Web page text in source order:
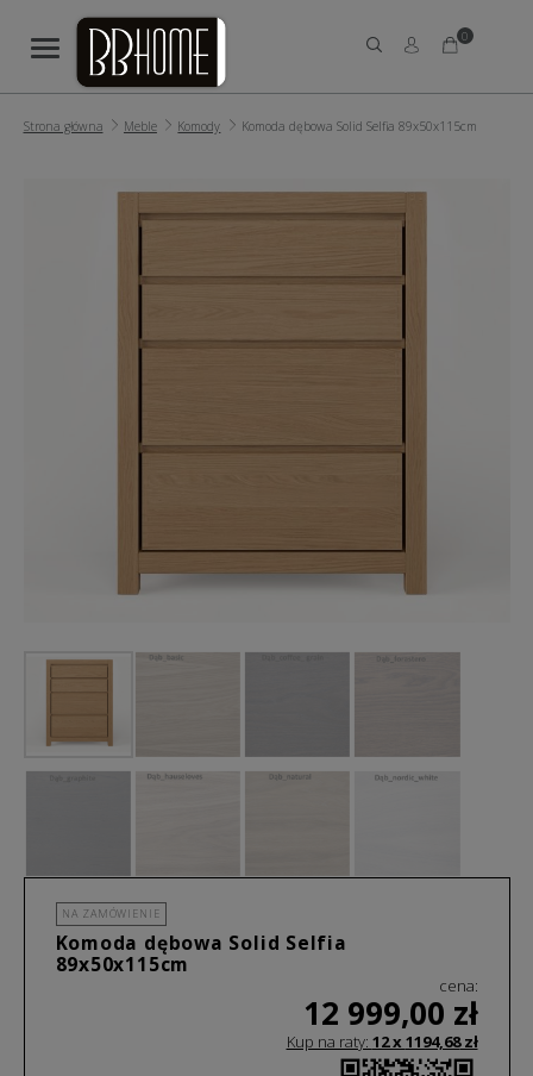
0
Strona główna Meble Komody Komoda dębowa Solid Selfia 89x50x115cm
NA ZAMÓWIENIE
Komoda dębowa Solid Selfia
89x50x115cm
cena:
12 999,00 zł
Kup na raty: 12 x 1194,68zł